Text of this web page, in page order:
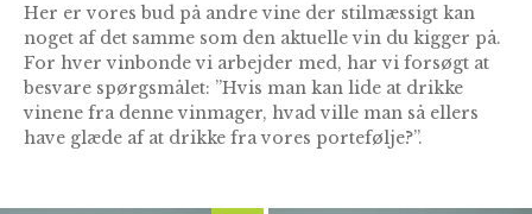
Her er vores bud på andre vine der stilmæssigt kan
noget af det samme som den aktuelle vin du kigger på.
For hver vinbonde vi arbejder med, har vi forsøgt at
besvare spørgsmålet: ”Hvis man kan lide at drikke
vinene fra denne vinmager, hvad ville man så ellers
have glæde af at drikke fra vores portefølje?”.